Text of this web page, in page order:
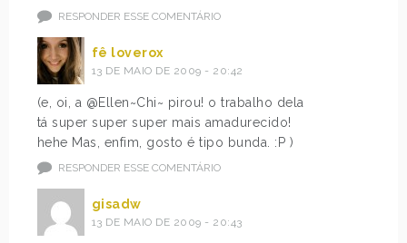
RESPONDER ESSE COMENTÁRIO
fê loverox
13 DE MAIO DE 2009 - 20:42
(e, oi, a @Ellen~Chi~ pirou! o trabalho dela
tá super super super mais amadurecido!
hehe Mas, enfim, gosto é tipo bunda. :P )
RESPONDER ESSE COMENTÁRIO
gisadw
13 DE MAIO DE 2009 - 20:43